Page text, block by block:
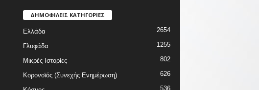
ΔΗΜΟΦΙΛΕΙΣ ΚΑΤΗΓΟΡΙΕΣ
Ελλάδα 2654
Γλυφάδα 1255
Μικρές Ιστορίες 802
Κορονοϊός (Συνεχής Ενημέρωση) 626
536